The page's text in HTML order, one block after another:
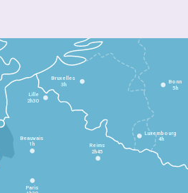
Paris
Beauvais
1h Reims
2h45
Lille
2h30
Bruxelles
3h Bonn
5h
Luxembourg
4h